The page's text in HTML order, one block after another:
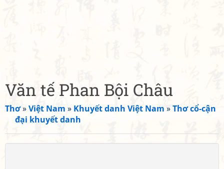
Văn tế Phan Bội Châu
Thơ»Việt Nam » Khuyết danh Việt Nam »Thơ cổ-cận
đại khuyết danh